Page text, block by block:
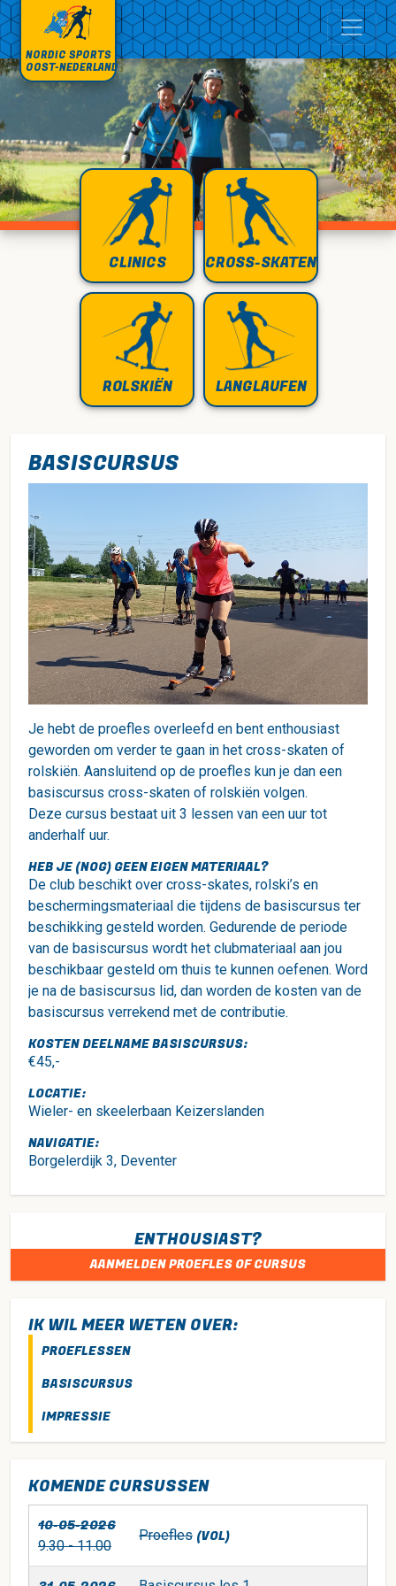
NORDIC SPORTS
OOST-NEDERLAND
CLINICS CROSS-SKATEN
ROLSKIËN LANGLAUFEN
BASISCURSUS
Je hebt de proefles overleefd en bent enthousiast
geworden om verder te gaan in het cross-skaten of
rolskiën. Aansluitend op de proefles kun je dan een
basiscursus cross-skaten of rolskiën volgen.
Deze cursus bestaat uit 3 lessen van een uur tot
anderhalf uur.
HEB JE (NOG) GEEN EIGEN MATERIAAL?
De club beschikt over cross-skates, rolski’s en
beschermingsmateriaal die tijdens de basiscursus ter
beschikking gesteld worden. Gedurende de periode
van de basiscursus wordt het clubmateriaal aan jou
beschikbaar gesteld om thuis te kunnen oefenen. Word
je na de basiscursus lid, dan worden de kosten van de
basiscursus verrekend met de contributie.
KOSTEN DEELNAME BASISCURSUS:
€45,-
LOCATIE:
Wieler- en skeelerbaan Keizerslanden
NAVIGATIE:
Borgelerdijk 3, Deventer
ENTHOUSIAST?
AANMELDEN PROEFLES OF CURSUS
IK WIL MEER WETEN OVER:
PROEFLESSEN
BASISCURSUS
IMPRESSIE
KOMENDE CURSUSSEN
10-05-2026
9.30 - 11.00
Proefles (VOL)